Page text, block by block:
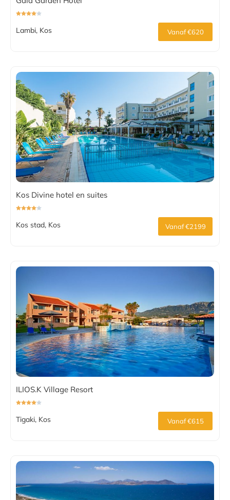
Lambi, Kos Vanaf €620
Kos Divine hotel en suites
Kos stad, Kos Vanaf €2199
ILIOS.K Village Resort
Tigaki, Kos Vanaf €615